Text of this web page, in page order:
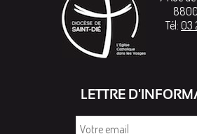
Tél: 03
LETTRE